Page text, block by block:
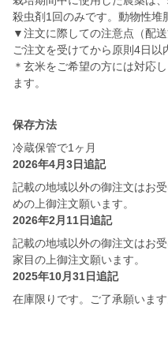
殺虫剤1回のみです。動物性堆
▼注文に際しての注意点（配送
ご注文を受けてから原則4日以
＊玄米をご希望の方には対応
ます。
保存方法
冷蔵保管で1ヶ月
2026年4月3日追記
記載の地域以外の御注文はお
めの上御注文願います。
2026年2月11日追記
記載の地域以外の御注文はお
家目の上御注文願います。
2025年10月31日追記
在庫限りです。ご了承願います